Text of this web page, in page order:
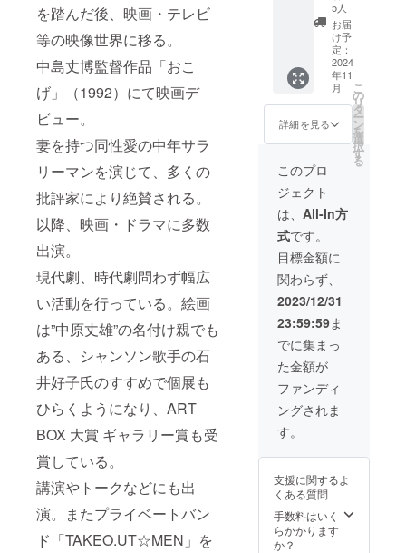
を踏んだ後、映画・テレビ
等の映像世界に移る。
中島丈博監督作品「おこ
げ」（1992）にて映画デ
ビュー。
妻を持つ同性愛の中年サラ
リーマンを演じて、多くの
批評家により絶賛される。
以降、映画・ドラマに多数
出演。
現代劇、時代劇問わず幅広
い活動を行っている。絵画
は”中原丈雄”の名付け親でも
ある、シャンソン歌手の石
井好子氏のすすめで個展も
ひらくようになり、ART
BOX 大賞 ギャラリー賞も受
賞している。
講演やトークなどにも出
演。またプライベートバン
ド「TAKEO.UT☆MEN」を
さ約
200g 有
田焼で
重厚感
があり
ます.赤
箱、黒
箱、２
種類を
エンド
ロール
にお名
前（も
しくは
ニック
ネー
ム）を
掲載し
ます。
備考欄
にお名
前
（ニッ
クネー
ム）を
お書き
くださ
山商店
の食品
類につ
いて、
原材料
および
後日、
具体的
な内容
につい
て相談
させて
いただ
きま
す。身
62cm、
横幅
59cm）
x1 ・く
まモン
起上り
小法師
（有田
焼の上
質な質
感があ
るくま
モンで
す）x2
・音楽
のくま
モン起
上り小
法師
ンと可
愛い音
色のす
るくま
モン）
x1 ・玄
でご見
学くだ
さい。
※ロケ地
である
人吉球
磨地域
までの
交通
費、滞
在費は
実費負
担でお
願いい
たしま
す。 ※2
月ロケ
2024年
2月21日
（水）
～3月6
日
（水）
または6
月ロケ
2024年
6月17日
（月）
～7月1
どちら
びくだ
さい。
※定員は
2月と6
月とも
です。
5組に人
吉旅館
の宿泊
料金の
支払い
時に利
用でき
るクー
ポン券
をプレ
ゼント
いたし
ます。
映画の
ロケ地
で温泉
に浸か
る貴重
な体験
をお楽
しみく
ださ
い。 ※
人吉旅
館まで
の交通
費など
は実費
いたし
内容 エ
ンド
ロール
にお名
前記載
5人
お届
け予
定：
2024
年11
月
詳細を見る
こ
の
リ
タ
ー
ン
を
選
択
す
る
このプロ
ジェクト
は、 All-In方
式です。
目標金額に
関わらず、
2023/12/31
23:59:59ま
でに集まっ
た金額が
ファンディ
ングされま
す。
支援に関するよ
くある質問
手数料はいく
らかかります
か？